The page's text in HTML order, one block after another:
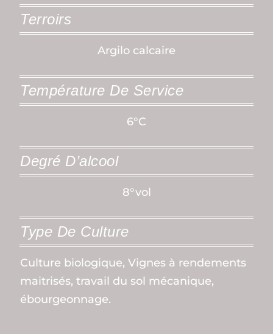
Terroirs
Argilo calcaire
Température De Service
6°C
Degré D’alcool
8°vol
Type De Culture
Culture biologique, Vignes à rendements
maitrisés, travail du sol mécanique,
ébourgeonnage.